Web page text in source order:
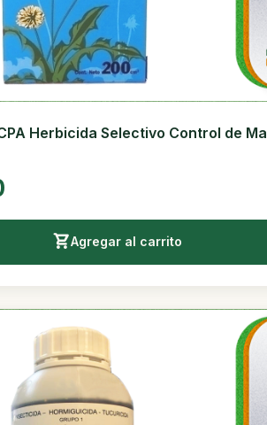
Herbicida Selectivo Control de
Agregar al carrito